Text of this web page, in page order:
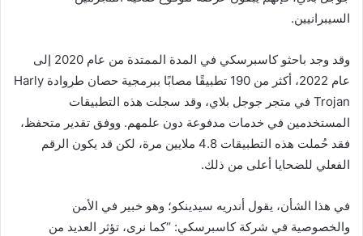
السيبرانيين.
وقد وجد باحثو كاسبرسكي في المدة الممتدة من عام 2020 إلى
عام 2022، أكثر من 190 تطبيقًا مصابًا ببرمجية حصان طروادة Harly
Trojan في متجر جوجل بلاي، وقد سجلت هذه التطبيقات
المستخدمين في خدمات مدفوعة دون علمهم. ووفق تقدير متحفظ،
فقد حُملت هذه التطبيقات 4.8 ملايين مرة، لكن قد يكون الرقم
الفعلي للضحايا أعلى من ذلك.
في هذا الشأن، يقول أندريه سيدينكو؛ وهو خبير في الأمن
والخصوصية في شركة كاسبرسكي: “كما نرى، تؤثر العديد من